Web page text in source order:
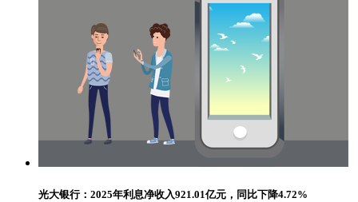
光大银行：2025年利息净收入921.01亿元，同比下降4.72%